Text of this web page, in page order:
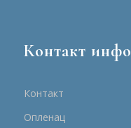
Контакт инфо
Контакт
Опленац